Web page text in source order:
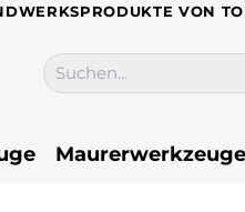
VON
Suchen
nach:
Maurerwerkzeuge